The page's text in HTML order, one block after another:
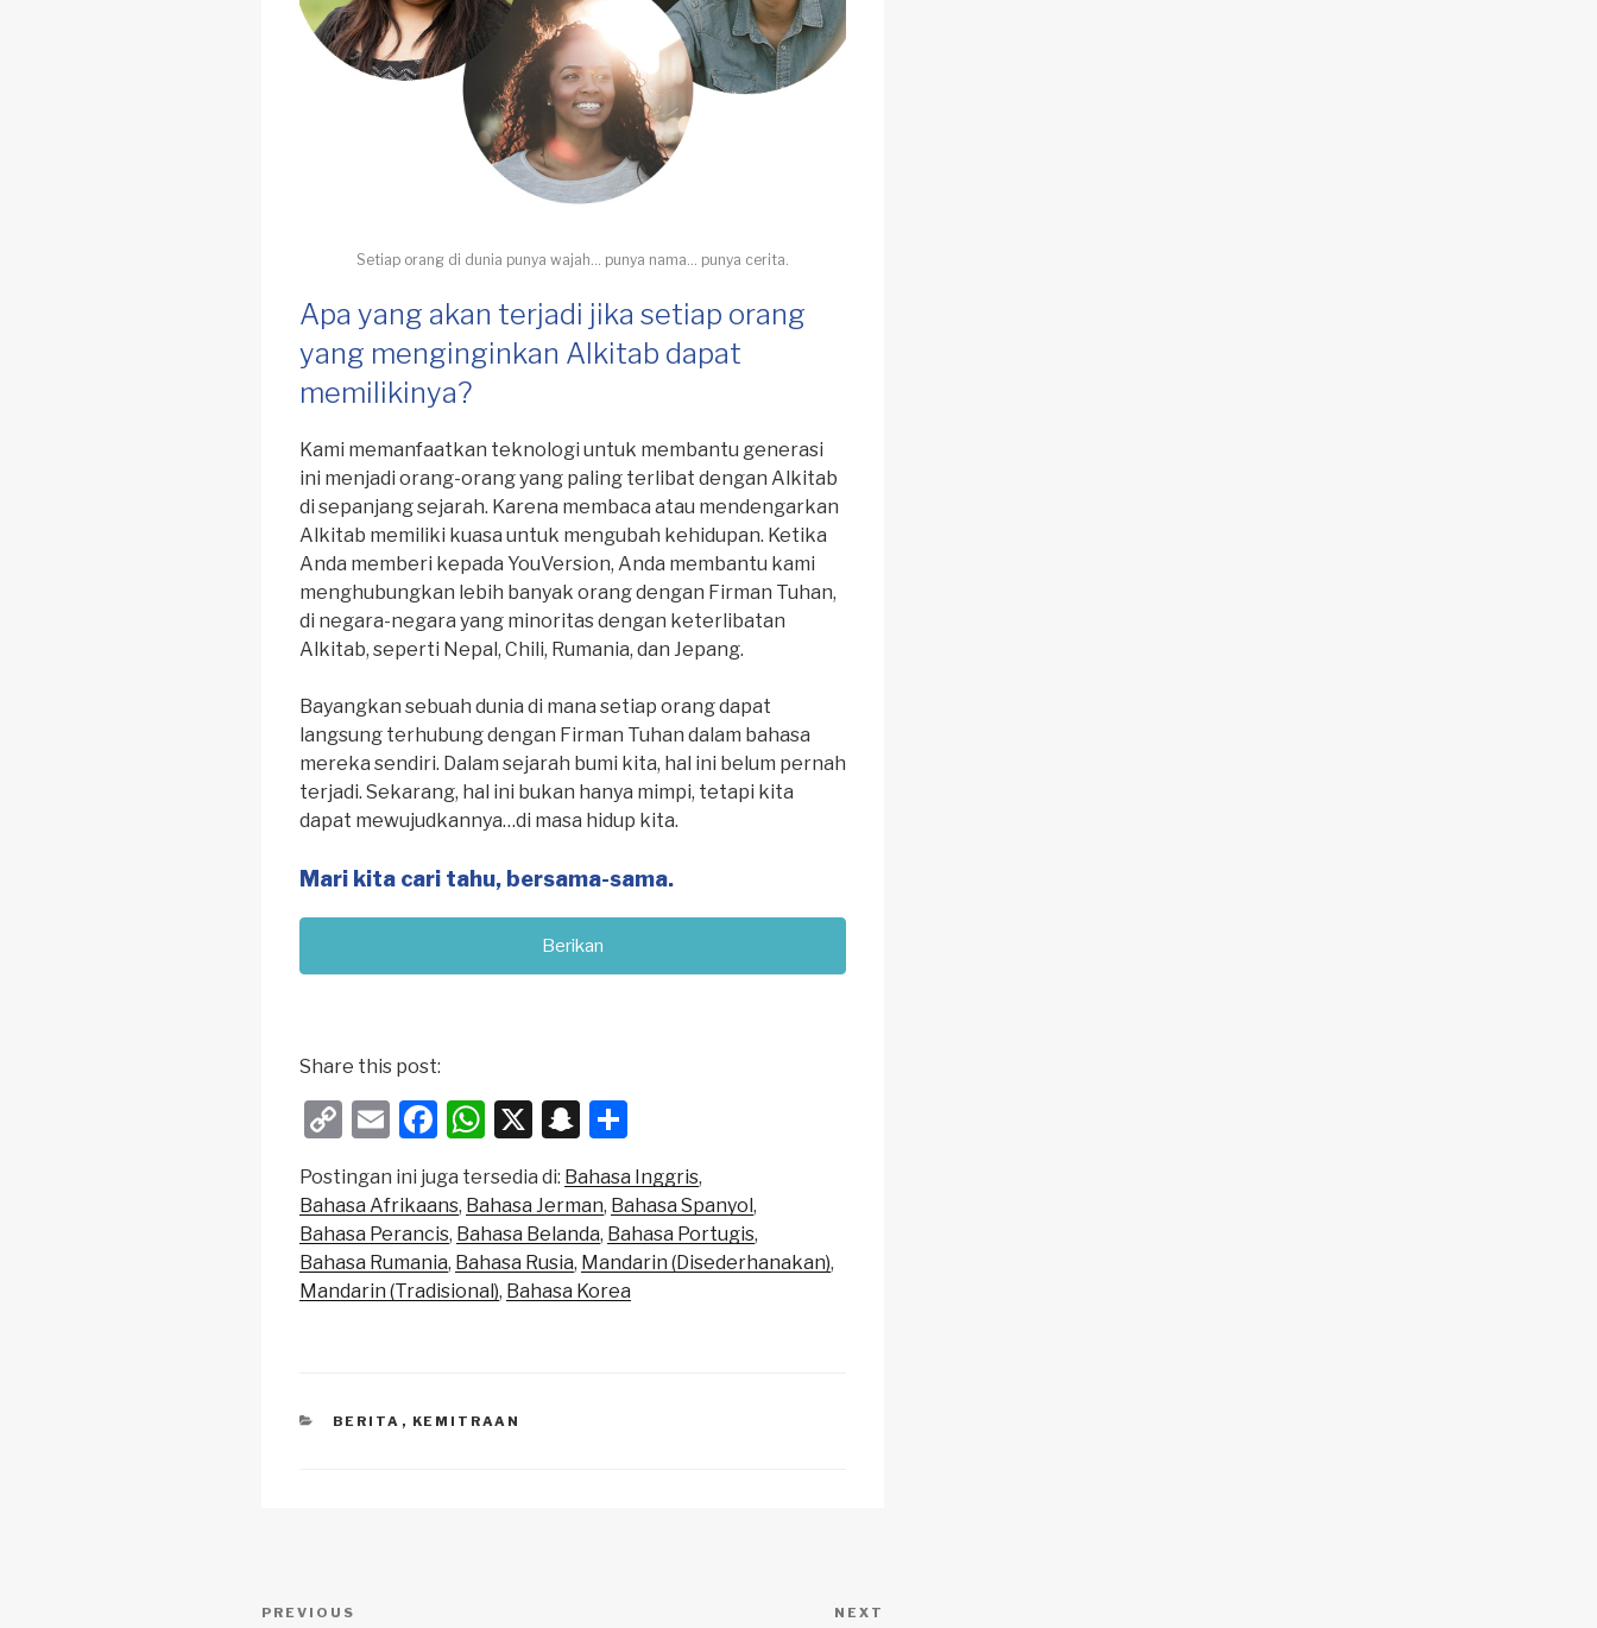
Setiap orang di dunia punya wajah… punya nama… punya cerita.
Apa yang akan terjadi jika setiap orang
yang menginginkan Alkitab dapat
memilikinya?
Kami memanfaatkan teknologi untuk membantu generasi
ini menjadi orang-orang yang paling terlibat dengan Alkitab
di sepanjang sejarah. Karena membaca atau mendengarkan
Alkitab memiliki kuasa untuk mengubah kehidupan. Ketika
Anda memberi kepada YouVersion, Anda membantu kami
menghubungkan lebih banyak orang dengan Firman Tuhan,
di negara-negara yang minoritas dengan keterlibatan
Alkitab, seperti Nepal, Chili, Rumania, dan Jepang.
Bayangkan sebuah dunia di mana setiap orang dapat
langsung terhubung dengan Firman Tuhan dalam bahasa
mereka sendiri. Dalam sejarah bumi kita, hal ini belum pernah
terjadi. Sekarang, hal ini bukan hanya mimpi, tetapi kita
dapat mewujudkannya…di masa hidup kita.
Mari kita cari tahu, bersama-sama.
Berikan
Share this post:
C
o
p
y
Li
n
E
m
ail
F
c
e
b
o
W
at
s
A
p
X
S
n
a
p
c
h
h
ar
e
Postingan ini juga tersedia di: Bahasa Inggris
Bahasa Afrikaans Bahasa Jerman Bahasa Spanyol
Bahasa Perancis Bahasa Belanda Bahasa Portugis
Bahasa Rumania Bahasa Rusia Mandarin (Disederhanakan)
Mandarin (Tradisional) Bahasa Korea
CATEGORIES
BERITA , KEMITRAAN
Navigasi
Previous
PREVIOUS NEXT